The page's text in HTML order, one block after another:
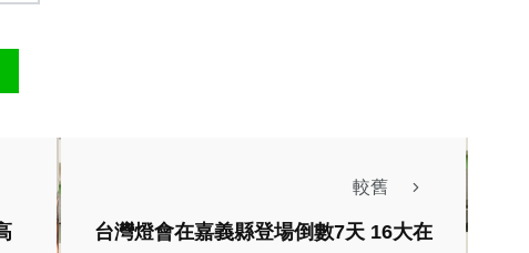
較舊
台灣燈會在嘉義縣登場倒數7天 16大在